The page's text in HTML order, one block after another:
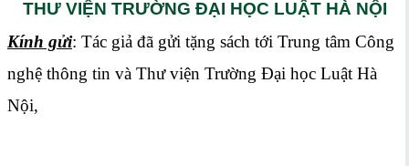
THƯ VIỆN TRƯỜNG ĐẠI HỌC LUẬT HÀ NỘI
Kính gửi: Tác giả đã gửi tặng sách tới Trung tâm Công
nghệ thông tin và Thư viện Trường Đại học Luật Hà
Nội,